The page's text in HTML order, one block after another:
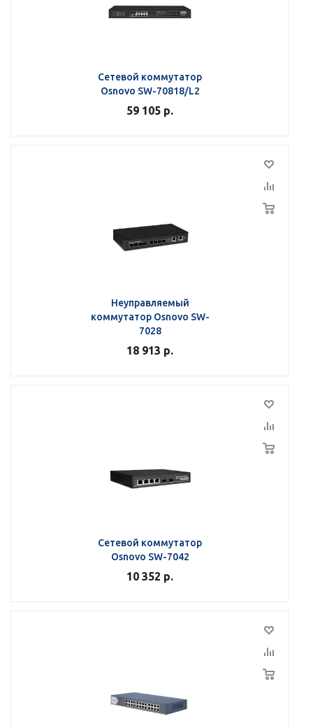
Сетевой коммутатор
Osnovo SW-70818/L2
59 105 р.
Неуправляемый
коммутатор Osnovo SW-
7028
18 913 р.
Сетевой коммутатор
Osnovo SW-7042
10 352 р.